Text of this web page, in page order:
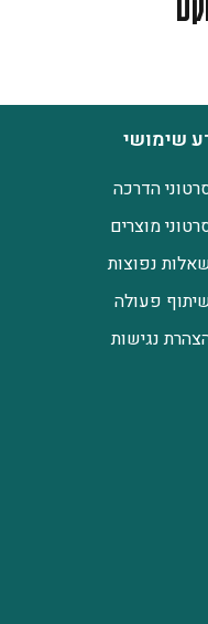
שימושי
הדרכה
מוצרים
נפוצות
פעולה
נגישות